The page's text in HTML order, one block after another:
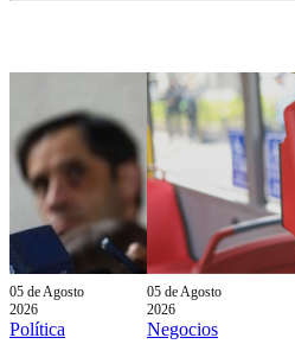
05 de Agosto
2026
Política
05 de Agosto
2026
Negocios